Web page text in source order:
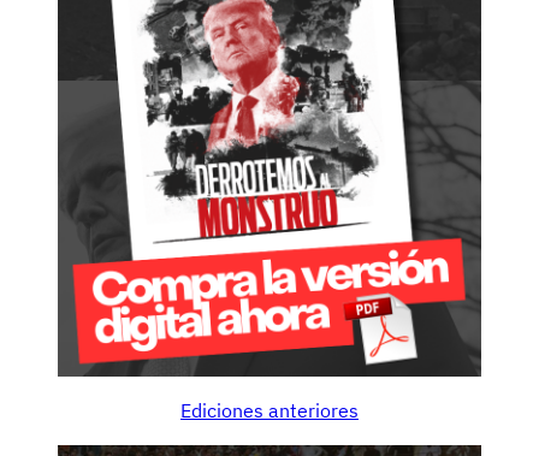
Ediciones anteriores